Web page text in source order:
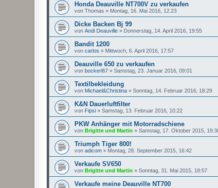
Honda Deauville NT700V zu verkaufen
von Thomas » Montag, 16. Mai 2016, 12:23
Dicke Backen Bj 99
von Andi Deauville » Donnerstag, 14. April 2016, 19:55
Bandit 1200
von carlos » Mittwoch, 6. April 2016, 17:57
Deauville 650 zu verkaufen
von bockerl67 » Samstag, 23. Januar 2016, 09:01
Textilbekleidung
von Michael&Christina » Sonntag, 14. Februar 2016, 18:29
K&N Dauerluftfilter
von Fipsi » Samstag, 13. Februar 2016, 10:22
PKW Anhänger mit Motorradschiene
von Brigitte und Martin » Samstag, 17. Oktober 2015,
Triumph Tiger 800!
von adicom » Montag, 28. September 2015, 16:42
Verkaufe SV650
von Brigitte und Martin » Sonntag, 31. Mai 2015, 18:57
Verkaufe meine Deauville NT700